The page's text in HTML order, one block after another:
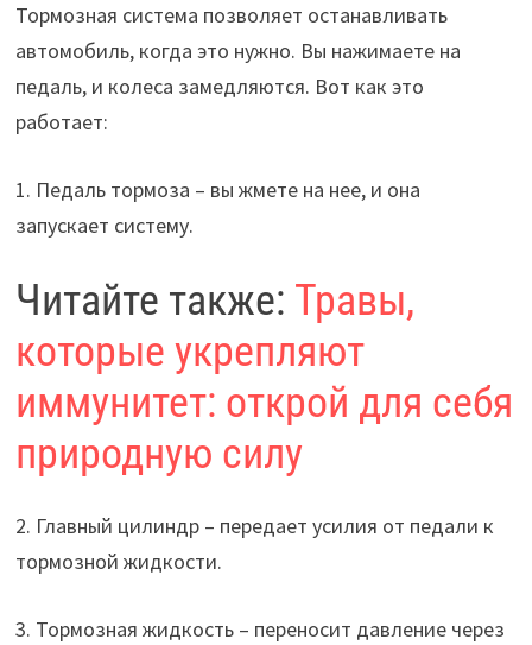
b
o
o
k
gr
a
m
at
sA
p
er
Тормозная система позволяет останавливать
автомобиль, когда это нужно. Вы нажимаете на
педаль, и колеса замедляются. Вот как это
работает:
1. Педаль тормоза – вы жмете на нее, и она
запускает систему.
Читайте также: Травы,
которые укрепляют
иммунитет: открой для себя
природную силу
2. Главный цилиндр – передает усилия от педали к
тормозной жидкости.
3. Тормозная жидкость – переносит давление через